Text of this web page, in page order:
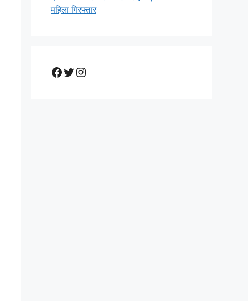
महिला गिरफ्तार
Facebook
Twitter
Instagram